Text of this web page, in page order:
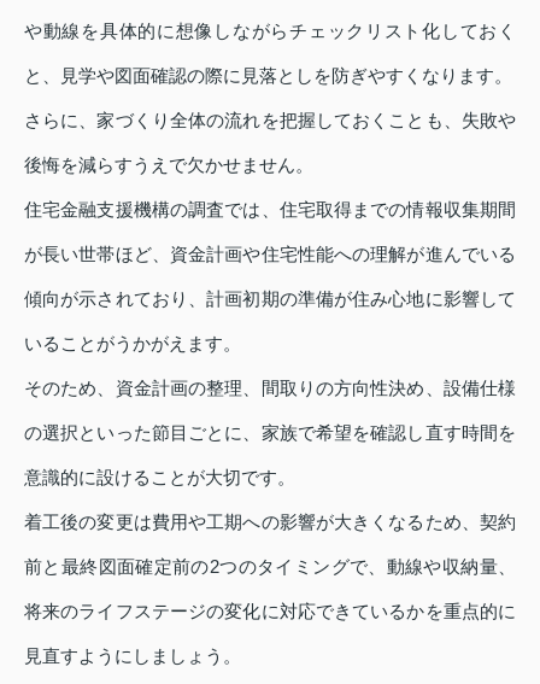
や動線を具体的に想像しながらチェックリスト化しておく
と、見学や図面確認の際に見落としを防ぎやすくなります。
さらに、家づくり全体の流れを把握しておくことも、失敗や
後悔を減らすうえで欠かせません。
住宅金融支援機構の調査では、住宅取得までの情報収集期間
が長い世帯ほど、資金計画や住宅性能への理解が進んでいる
傾向が示されており、計画初期の準備が住み心地に影響して
いることがうかがえます。
そのため、資金計画の整理、間取りの方向性決め、設備仕様
の選択といった節目ごとに、家族で希望を確認し直す時間を
意識的に設けることが大切です。
着工後の変更は費用や工期への影響が大きくなるため、契約
前と最終図面確定前の2つのタイミングで、動線や収納量、
将来のライフステージの変化に対応できているかを重点的に
見直すようにしましょう。